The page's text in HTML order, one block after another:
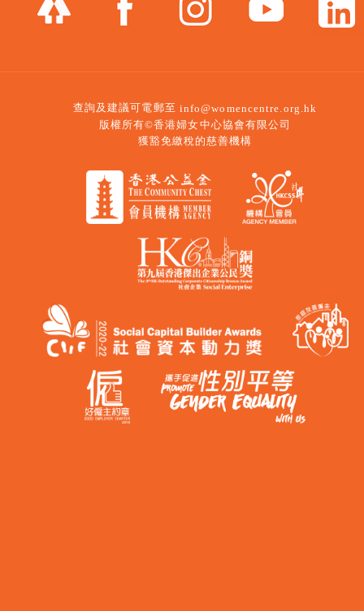
查詢及建議可電郵至 info@womencentre.org.hk
版權所有©香港婦女中心協會有限公司
獲豁免繳稅的慈善機構